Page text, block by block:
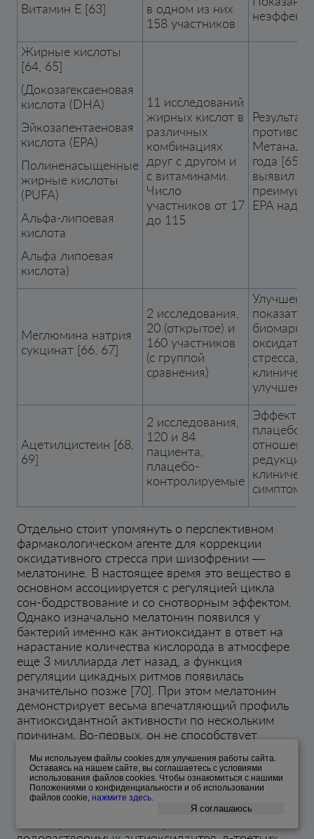
Витамин E [63]
в одном из них
158 участников
Жирные кислоты
[64, 65]
(Докозагексаеновая
кислота (DHA)
Эйкозапентаеновая
кислота (EPA)
Полиненасыщенные
жирные кислоты
(PUFA)
Альфа-липоевая
кислота
Альфа липоевая
кислота)
11 исследований
жирных кислот в
различных
комбинациях
друг с другом и
с витаминами.
Число
участников от 17
до 115
года [65]
выявил
EPA над
Меглюмина натрия
сукцинат [66, 67]
2 исследования,
20 (открытое) и
160 участников
(с группой
сравнения)
стресса,
улучшение
Ацетилцистеин [68,
69]
2 исследования,
120 и 84
пациента,
плацебо-
контролируемые
плацебо в
редукции
симптомов
Отдельно стоит упомянуть о перспективном
фармакологическом агенте для коррекции
оксидативного стресса при шизофрении —
мелатонине. В настоящее время это вещество в
основном ассоциируется с регуляцией цикла
сон-бодрствование и со снотворным эффектом.
Однако изначально мелатонин появился у
бактерий именно как антиоксидант в ответ на
нарастание количества кислорода в атмосфере
еще 3 миллиарда лет назад, а функция
регуляции цикадных ритмов появилась
значительно позже [70]. При этом мелатонин
демонстрирует весьма впечатляющий профиль
антиоксидантной активности по нескольким
причинам. Во-первых, он не способствует
сам не становится свободным радикалом при
связывании активных форм кислорода (в
отличие, например, от витамина E), во-вторых,
он работает как в цитозоле, так и в мембранах,
Мы используем файлы cооkies для улучшения работы сайта.
Оставаясь на нашем сайте, вы соглашаетесь с условиями
использования файлов cооkies. Чтобы ознакомиться с нашими
Положениями о конфиденциальности и об использовании
файлов cookie, нажмите здесь.
Я соглашаюсь